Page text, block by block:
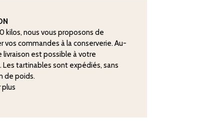
kilos, nous vous proposons de
vos commandes à la conserverie. Au-
livraison est possible à votre
Les tartinables sont expédiés, sans
de poids.
plus